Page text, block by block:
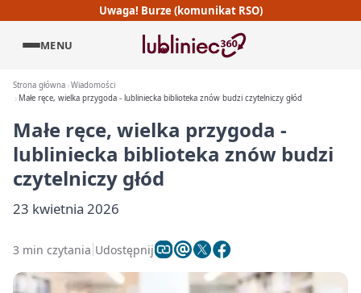
Uwaga! Burze (komunikat RSO)
MENU
Strona główna Wiadomości
Małe ręce, wielka przygoda - lubliniecka biblioteka znów budzi czytelniczy głód
Małe ręce, wielka przygoda -
lubliniecka biblioteka znów budzi
czytelniczy głód
23 kwietnia 2026
3 min czytania Udostępnij